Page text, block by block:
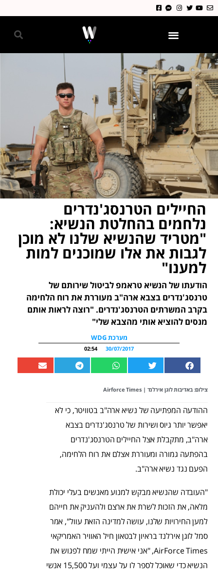
החיילים הטרנסג'נדרים
נלחמים בהחלטת הנשיא:
"מטריד שהנשיא שלנו לא מוכן
לגבות את אלו שמוכנים למות
למענו"
הודעתו של הנשיא טראמפ לביטול שירותם של
טרנסג'נדרים בצבא ארה"ב מעוררת את רוח הלחימה
בקרב המשרתים הטרנסג'נדרים. "רוצה לראות אותם
מנסים להוציא אותי מהצבא שלי"
מערכת WDG
30/07/2017
02:54
צילום:באדיבות לוגן אירלנד | Airforce Times
ההודעה המפתיעה של נשיא ארה"ב בטוויטר, כי לא
יאפשר יותר גיוס ושירות של טרנסג'נדרים בצבא
ארה"ב, מתקבלת אצל החיילים הטרנסג'נדרים
בהפתעה גמורה ומעוררת אצלם את רוח הלחימה,
הפעם נגד נשיא ארה"ב.
"העובדה שהנשיא מבקש למנוע מאנשים בעלי יכולת
מלאה, את הזכות לשרת את ארצם ולהעניק את חייהם
למען החירויות שלנו, עושה למדינה הזאת עוול", אמר
סמל לוגן אירלנד בראיון לבטאון חיל האוויר האמריקאי
AirForce Times, "אני אישית הייתי שמח לפגוש את
הנשיא כדי שאוכל לספר לו על עצמי ועל 15,500 אנשי